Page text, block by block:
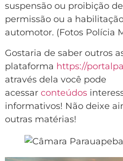
suspensão ou proibição
permissão ou a
automotor. (Fotos Polícia
Gostaria de saber outros
plataforma https://
através dela você pode
acessar conteúdos
informativos! Não deixe
outras matérias!